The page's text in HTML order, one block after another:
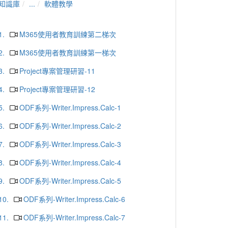
識庫 ... 軟體教學
M365使用者教育訓練第二梯次
M365使用者教育訓練第一梯次
Project專案管理研習-11
Project專案管理研習-12
ODF系列-Writer.Impress.Calc-1
ODF系列-Writer.Impress.Calc-2
ODF系列-Writer.Impress.Calc-3
ODF系列-Writer.Impress.Calc-4
ODF系列-Writer.Impress.Calc-5
ODF系列-Writer.Impress.Calc-6
ODF系列-Writer.Impress.Calc-7